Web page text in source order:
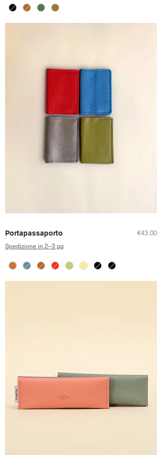
Portapassaporto Price
€43.00
Spedizione in 2–3 gg